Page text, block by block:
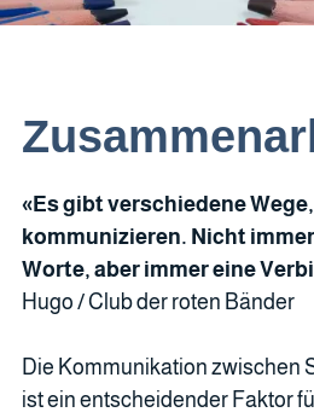
«Es gibt verschiedene
kommunizieren. Nicht
Worte, aber immer eine
Hugo / Club der roten Bänder
Die Kommunikation zwischen
ist ein entscheidender Faktor